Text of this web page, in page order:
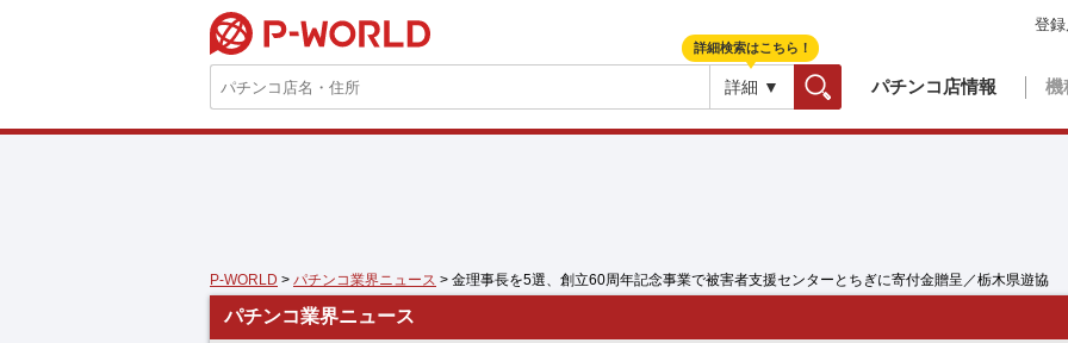
詳細 ▼ パチンコ店情報 機
登
詳細検索はこちら！
P-WORLD > パチンコ業界ニュース > 金理事長を5選、創立60周年記念事業で被害者支援センターとちぎに寄付金贈呈／栃木県遊協
パチンコ業界ニュース